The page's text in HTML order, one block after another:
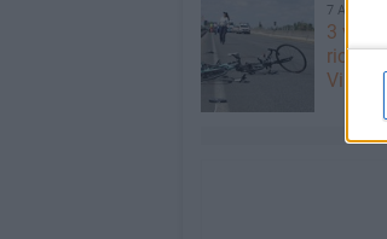
7
3 vite